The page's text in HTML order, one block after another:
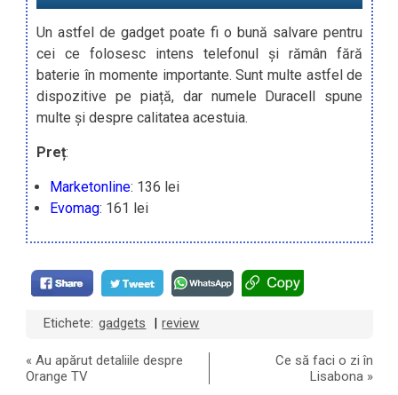
Un astfel de gadget poate fi o bună salvare pentru
cei ce folosesc intens telefonul și rămân fără
baterie în momente importante. Sunt multe astfel de
dispozitive pe piață, dar numele Duracell spune
multe și despre calitatea acestuia.
Preț:
Marketonline: 136 lei
Evomag: 161 lei
Etichete: gadgets review
«Au apărut detaliile despre
Orange TV
Ce să faci o zi în
Lisabona »